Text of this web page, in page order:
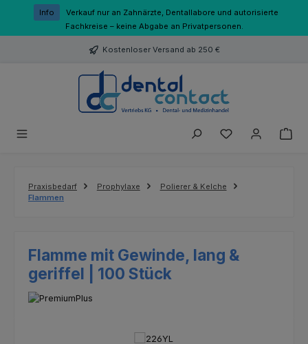
Zum Hauptinhalt springen
Info
Verkauf nur an Zahnärzte, Dentallabore und autorisierte
Fachkreise – keine Abgabe an Privatpersonen.
Kostenloser Versand ab 250 €
Du hast 0
Praxisbedarf Prophylaxe
Polierer & Kelche
Flammen
Flamme mit Gewinde, lang &
geriffel | 100 Stück